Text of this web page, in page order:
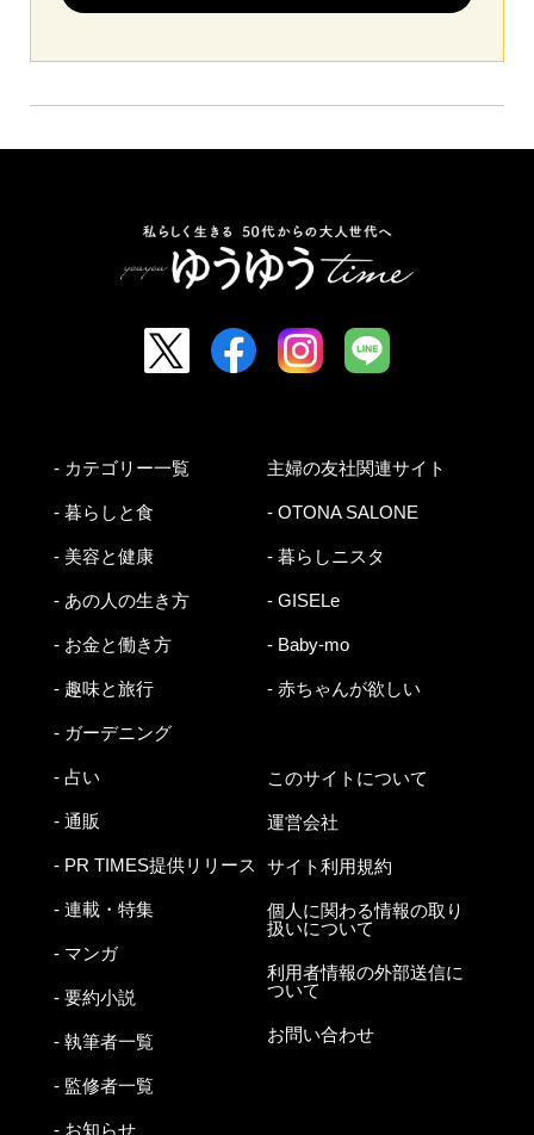
- カテゴリー一覧
- 暮らしと食
- 美容と健康
- あの人の生き方
- お金と働き方
- 趣味と旅行
- ガーデニング
- 占い
- 通販
- PR TIMES提供リリース
- 連載・特集
- マンガ
- 要約小説
- 執筆者一覧
- 監修者一覧
- お知らせ
主婦の友社関連サイト
- OTONA SALONE
- 暮らしニスタ
- GISELe
- Baby-mo
- 赤ちゃんが欲しい
このサイトについて
運営会社
サイト利用規約
個人に関わる情報の取り
扱いについて
利用者情報の外部送信に
ついて
お問い合わせ